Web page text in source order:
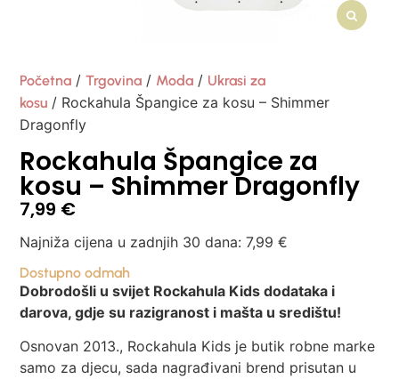
Početna /Trgovina / Moda / Ukrasi za
kosu / Rockahula Špangice za kosu – Shimmer
Dragonfly
Rockahula Špangice za
kosu – Shimmer Dragonfly
7,99 €
Najniža cijena u zadnjih 30 dana:7,99€
Dostupno odmah
Dobrodošli u svijet Rockahula Kids dodataka i
darova, gdje su razigranost i mašta u središtu!
Osnovan 2013., Rockahula Kids je butik robne marke
samo za djecu, sada nagrađivani brend prisutan u